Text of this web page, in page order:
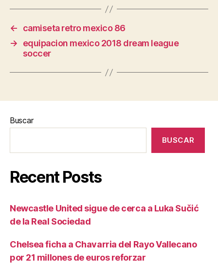
←
camiseta retro mexico 86
→
equipacion mexico 2018 dream league
soccer
Buscar
BUSCAR
Recent Posts
Newcastle United sigue de cerca a Luka Sučić
de la Real Sociedad
Chelsea ficha a Chavarria del Rayo Vallecano
por 21 millones de euros reforzar